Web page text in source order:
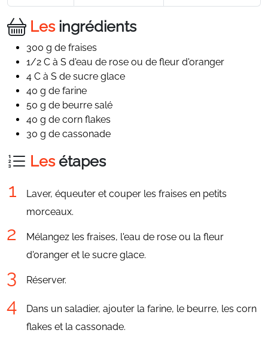
Lesingrédients
300 g de fraises
1/2 C à S d'eau de rose ou de fleur d'oranger
4 C à S de sucre glace
40 g de farine
50 g de beurre salé
40 g de corn flakes
30 g de cassonade
Lesétapes
Laver, équeuter et couper les fraises en petits
morceaux.
Mélangez les fraises, l'eau de rose ou la fleur
d'oranger et le sucre glace.
Réserver.
Dans un saladier, ajouter la farine, le beurre, les corn
flakes et la cassonade.